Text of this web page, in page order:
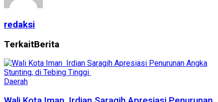
redaksi
TerkaitBerita
Daerah